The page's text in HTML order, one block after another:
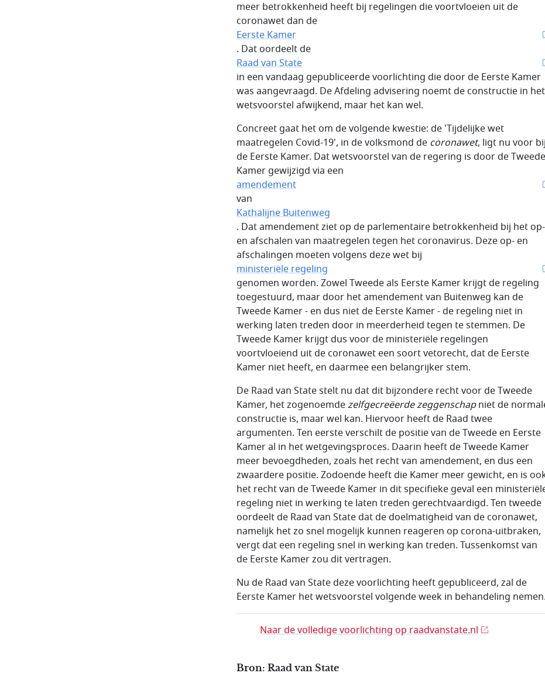
meer betrokkenheid heeft bij regelingen die voortvloeien uit de
coronawet dan de
Eerste Kamer
. Dat oordeelt de
Raad van State
in een vandaag gepubliceerde voorlichting die door de Eerste Kamer
was aangevraagd. De Afdeling advisering noemt de constructie in het
wetsvoorstel afwijkend, maar het kan wel.
Concreet gaat het om de volgende kwestie: de 'Tijdelijke wet
maatregelen Covid-19', in de volksmond de coronawet, ligt nu voor bij
de Eerste Kamer. Dat wetsvoorstel van de regering is door de Tweede
Kamer gewijzigd via een
amendement
van
Kathalijne Buitenweg
. Dat amendement ziet op de parlementaire betrokkenheid bij het op-
en afschalen van maatregelen tegen het coronavirus. Deze op- en
afschalingen moeten volgens deze wet bij
ministeriële regeling
genomen worden. Zowel Tweede als Eerste Kamer krijgt de regeling
toegestuurd, maar door het amendement van Buitenweg kan de
Tweede Kamer - en dus niet de Eerste Kamer - de regeling niet in
werking laten treden door in meerderheid tegen te stemmen. De
Tweede Kamer krijgt dus voor de ministeriële regelingen
voortvloeiend uit de coronawet een soort vetorecht, dat de Eerste
Kamer niet heeft, en daarmee een belangrijker stem.
De Raad van State stelt nu dat dit bijzondere recht voor de Tweede
Kamer, het zogenoemdezelfgecreëerde zeggenschapniet de
constructie is, maar wel kan. Hiervoor heeft de Raad twee
argumenten. Ten eerste verschilt de positie van de Tweede en Eerste
Kamer al in het wetgevingsproces. Daarin heeft de Tweede Kamer
meer bevoegdheden, zoals het recht van amendement, en dus een
zwaardere positie. Zodoende heeft die Kamer meer gewicht, en is
het recht van de Tweede Kamer in dit specifieke geval een
regeling niet in werking te laten treden gerechtvaardigd. Ten tweede
oordeelt de Raad van State dat de doelmatigheid van de coronawet,
namelijk het zo snel mogelijk kunnen reageren op corona-uitbraken,
vergt dat een regeling snel in werking kan treden. Tussenkomst van
de Eerste Kamer zou dit vertragen.
Nu de Raad van State deze voorlichting heeft gepubliceerd, zal de
Eerste Kamer het wetsvoorstel volgende week in behandeling nemen.
Naar de volledige voorlichting op raadvanstate.nl
Bron: Raad van State